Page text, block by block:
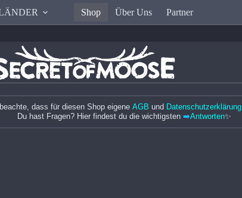
Shop Über Uns Partner
dass für diesen Shop eigene AGB und Datenschutzerklärung
Du hast Fragen? Hier findest du die wichtigsten ➡️Antworten✨